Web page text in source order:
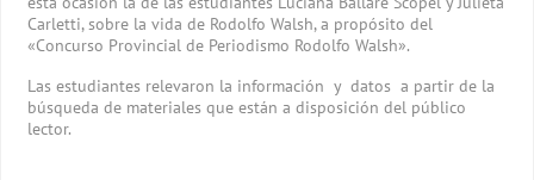
Carletti, sobre la vida de Rodolfo Walsh, a propósito del
«Concurso Provincial de Periodismo Rodolfo Walsh».
Las estudiantes relevaron la información y datos a partir de la
búsqueda de materiales que están a disposición del público
lector.